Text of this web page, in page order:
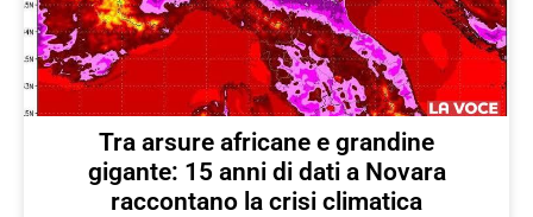
Tra arsure africane e grandine
gigante: 15 anni di dati a Novara
raccontano la crisi climatica